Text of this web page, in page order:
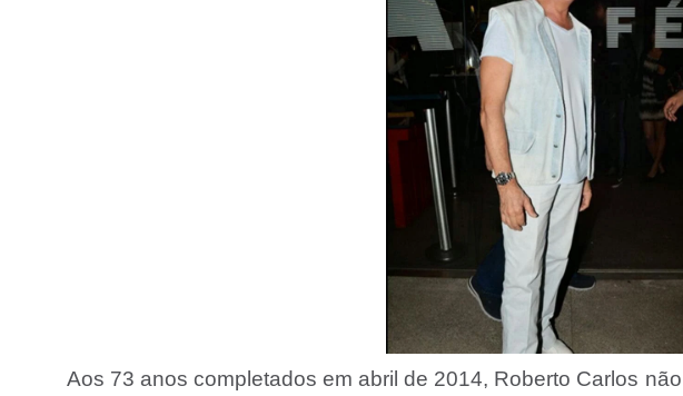
Aos 73 anos completados em abril de 2014, Roberto Carlos